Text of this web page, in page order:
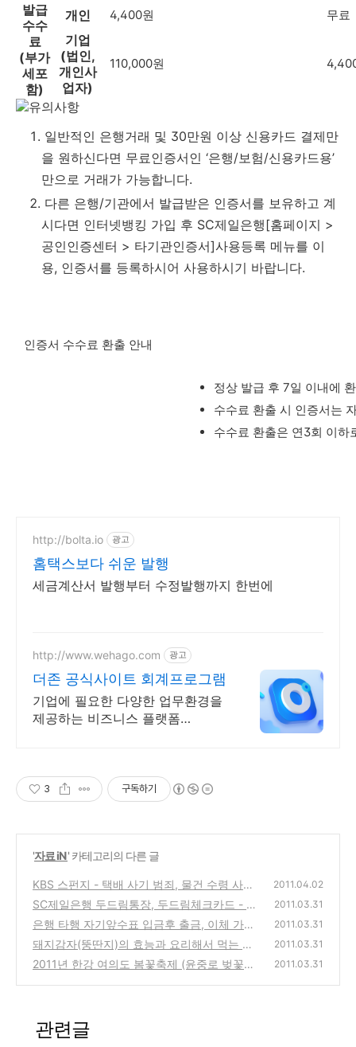
발급
수수
료
(부가
세포
함)
개인 4,400원 무료
기업
(법인,
개인사
업자)
110,000원
일반적인 은행거래 및 30만원 이상 신용카드 결제만
을 원하신다면 무료인증서인 ‘은행/보험/신용카드용’
만으로 거래가 가능합니다.
다른 은행/기관에서 발급받은 인증서를 보유하고 계
시다면 인터넷뱅킹 가입 후 SC제일은행[홈페이지 >
공인인증센터 > 타기관인증서]사용등록 메뉴를 이
용, 인증서를 등록하시어 사용하시기 바랍니다.
인증서 수수료 환출 안내
정상 발급 후 7일 이내에
수수료 환출 시 인증서는
수수료 환출은 연3회 이하
http://bolta.io 광고
홈택스보다 쉬운 발행
세금계산서 발행부터 수정발행까지 한번에
http://www.wehago.com 광고
더존 공식사이트 회계프로그램
기업에 필요한 다양한 업무환경을
제공하는 비즈니스 플랫폼
3 구독하기
'자료 iN' 카테고리의 다른 글
KBS 스펀지 - 택배 사기 범죄, 물건 수령 사기
등의 대처법과 대응방법
(0)
2011.04.02
SC제일은행 두드림통장, 두드림체크카드 - 높
은 이자율에 이체수수료 등의 다양한 혜택의
제품
(0)
2011.03.31
은행 타행 자기앞수표 입금후 출금, 이체 가능
한 시간은 언제까지일까?
(0)
2011.03.31
돼지감자(뚱딴지)의 효능과 요리해서 먹는 방
법 (당뇨와 혈당에 좋은 천연 인슐린 야채 식
2011.03.31
2011년 한강 여의도 봄꽃축제 (윤중로 벚꽃축
2011.03.31
관련글